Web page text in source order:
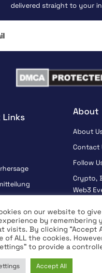
Links
About
About
Contact
Follow
Crypto,
Web3
Terms
Privacy
delivered straight to your
2026 All rights Reserved
on our website to
by remembering
visits. By clicking “Accept
of ALL the cookies.
to provide a
Accept All